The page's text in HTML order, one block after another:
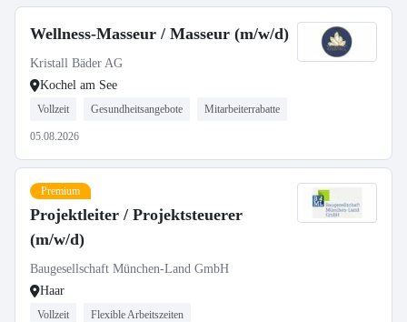
Wellness-Masseur / Masseur (m/w/d)
Kristall Bäder AG
Kochel am See
Vollzeit Gesundheitsangebote Mitarbeiterrabatte
05.08.2026
Premium
Projektleiter / Projektsteuerer
(m/w/d)
Baugesellschaft München-Land GmbH
Haar
Vollzeit Flexible Arbeitszeiten